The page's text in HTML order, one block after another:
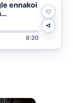
ennakoi
8:20